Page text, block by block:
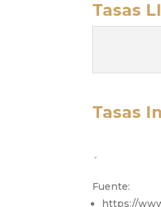
Tasas
Tasas
´
Fuente:
https://